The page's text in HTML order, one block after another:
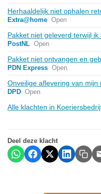
Herhaaldelijk niet ophalen
Extra@home Open
Pakket niet geleverd terwijl ik
PostNL Open
Pakket niet ontvangen en
PDN Express Open
Onveilige aflevering van mijn
DPD Open
Alle klachten in
Deel deze klacht